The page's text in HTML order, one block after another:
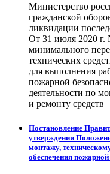
Министерство
гражданской
ликвидации
От 31 июля 2020 г.
минимального
технических
для выполнения
пожарной
деятельности по
и ремонту средств
Постановление
утверждении
монтажу,
обеспечения